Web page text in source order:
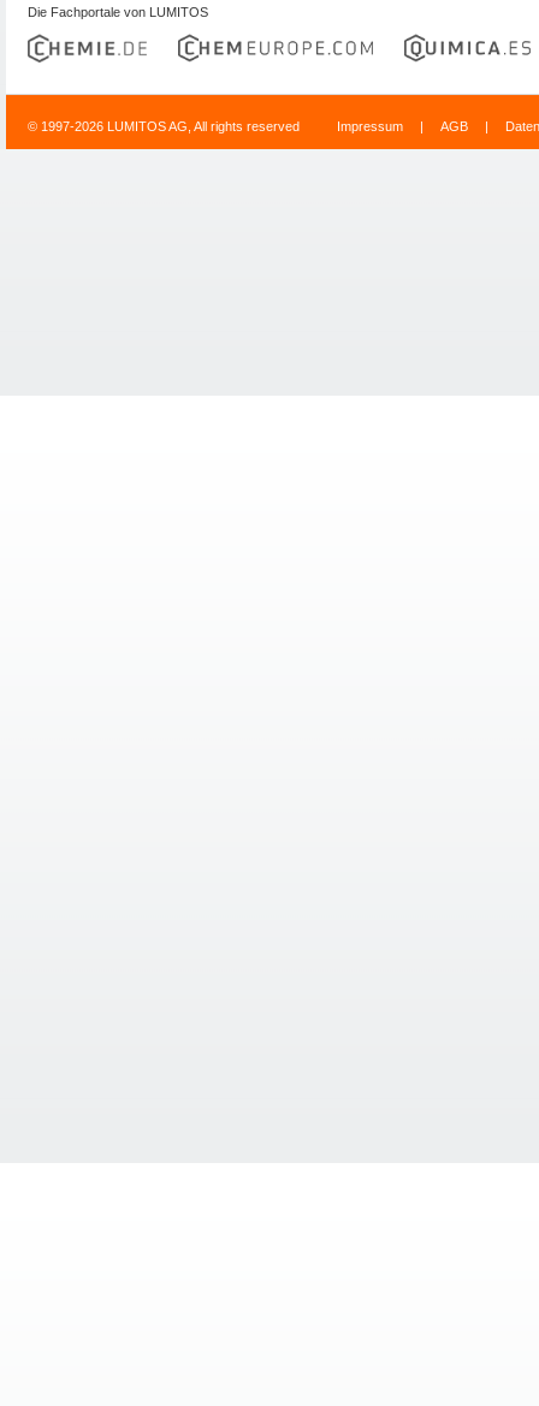
Die Fachportale von LUMITOS
© 1997-2026 LUMITOS AG, All rights reserved Impressum | AGB |